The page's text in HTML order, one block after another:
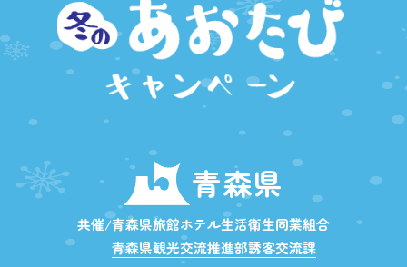
青森県
共催/青森県旅館ホテル生活衛生同業組合
青森県観光交流推進部誘客交流課